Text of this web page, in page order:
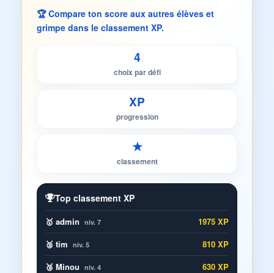
🏆 Compare ton score aux autres élèves et
grimpe dans le classement XP.
4
choix par défi
XP
progression
★
classement
Top classement XP
🥇 admin niv. 7
1975 XP
🥈 tim niv. 5
810 XP
🥉 Minou niv. 4 630 XP